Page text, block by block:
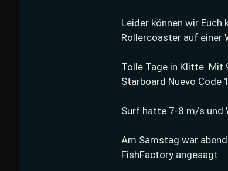
Leider können wir
Rollercoaster auf einer
Tolle Tage in Klitte.
Starboard Nuevo Code
Surf hatte 7-8 m/s und
Am Samstag war
FishFactory angesagt.